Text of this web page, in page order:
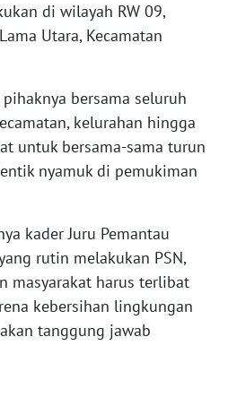
di wilayah RW 09,
Utara, Kecamatan
bersama seluruh
kelurahan hingga
untuk bersama-sama turun
nyamuk di pemukiman
kader Juru Pemantau
rutin melakukan PSN,
masyarakat harus terlibat
kebersihan lingkungan
tanggung jawab